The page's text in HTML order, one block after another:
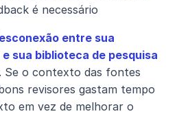
é necessário
entre sua
sua biblioteca de pesquisa
Se o contexto das fontes
revisores gastam tempo
em vez de melhorar o